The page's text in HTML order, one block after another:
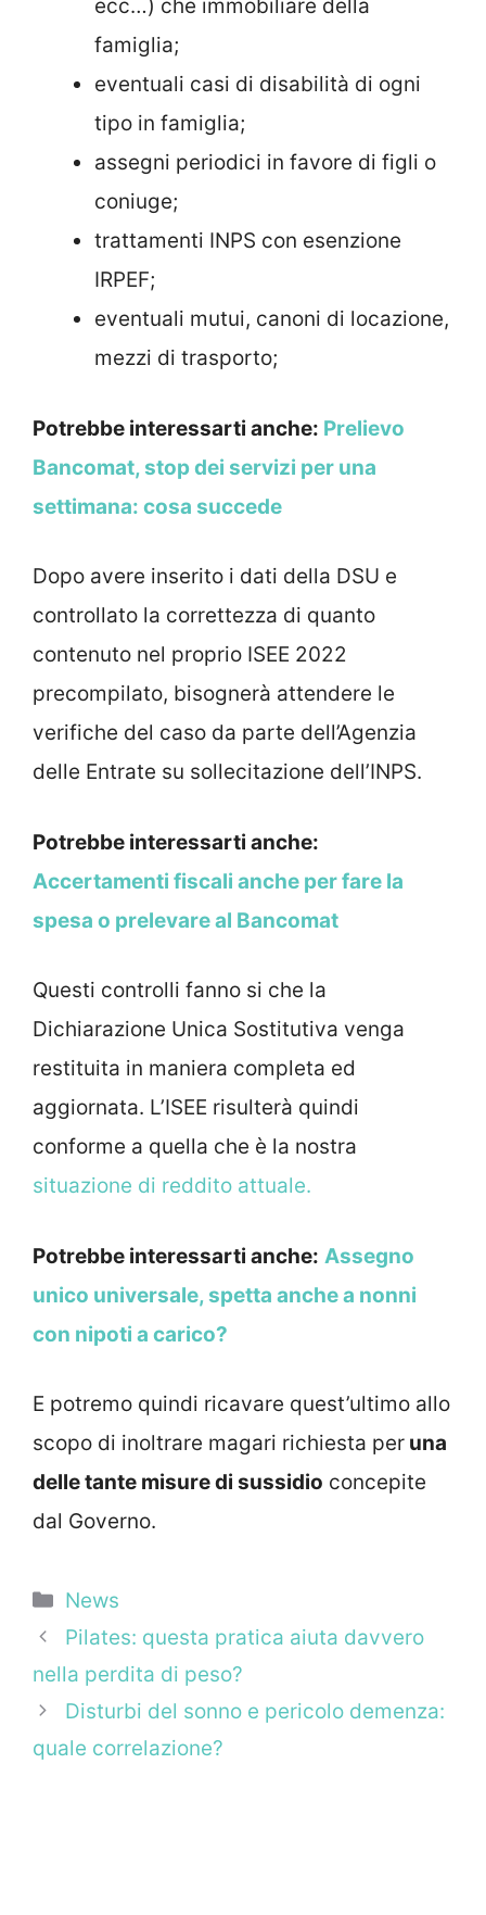
ecc…) che immobiliare della
famiglia;
eventuali casi di disabilità di ogni
tipo in famiglia;
assegni periodici in favore di figli o
coniuge;
trattamenti INPS con esenzione
IRPEF;
eventuali mutui, canoni di locazione,
mezzi di trasporto;
Potrebbe interessarti anche: Prelievo
Bancomat, stop dei servizi per una
settimana: cosa succede
Dopo avere inserito i dati della DSU e
controllato la correttezza di quanto
contenuto nel proprio ISEE 2022
precompilato, bisognerà attendere le
verifiche del caso da parte dell’Agenzia
delle Entrate su sollecitazione dell’INPS.
Potrebbe interessarti anche:
Accertamenti fiscali anche per fare la
spesa o prelevare al Bancomat
Questi controlli fanno si che la
Dichiarazione Unica Sostitutiva venga
restituita in maniera completa ed
aggiornata. L’ISEE risulterà quindi
conforme a quella che è la nostra
situazione di reddito attuale.
Potrebbe interessarti anche: Assegno
unico universale, spetta anche a nonni
con nipoti a carico?
E potremo quindi ricavare quest’ultimo allo
scopo di inoltrare magari richiesta per una
delle tante misure di sussidio concepite
dal Governo.
Categorie
News
Pilates: questa pratica aiuta davvero
nella perdita di peso?
Disturbi del sonno e pericolo demenza:
quale correlazione?